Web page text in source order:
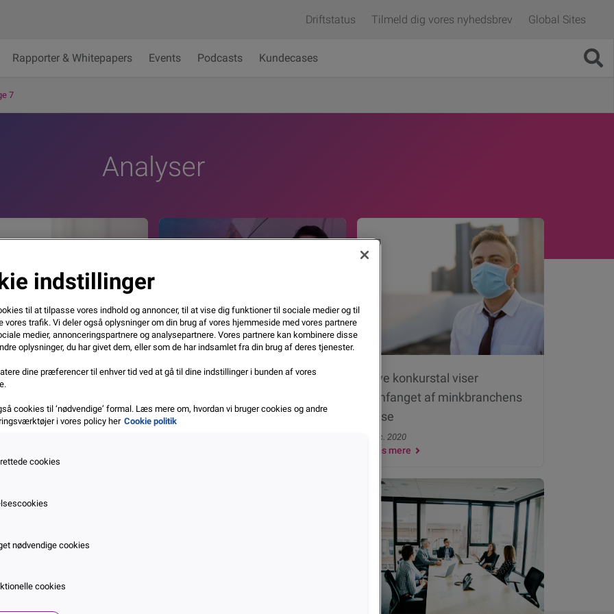
Driftstatus Tilmeld dig vores nyhedsbrev Global Sites
Rapporter & Whitepapers Events Podcasts Kundecases
7
Analyser
–
ulike hjelpepakker som
Corona-år gav markant færre
før
Nye konkurstal viser
omfanget af minkbranchens
krise
Dec. 2020
Læs mere
indstillinger
til at tilpasse vores indhold og annoncer, til at vise dig funktioner til sociale medier og til
vores trafik. Vi deler også oplysninger om din brug af vores hjemmeside med vores partnere
medier, annonceringspartnere og analysepartnere. Vores partnere kan kombinere disse
oplysninger, du har givet dem, eller som de har indsamlet fra din brug af deres tjenester.
dine præferencer til enhver tid ved at gå til dine indstillinger i bunden af vores
cookies til ‘nødvendige’ formal. Læs mere om, hvordan vi bruger cookies og andre
i vores policy her Cookie politik
cookies
nødvendige cookies
cookies